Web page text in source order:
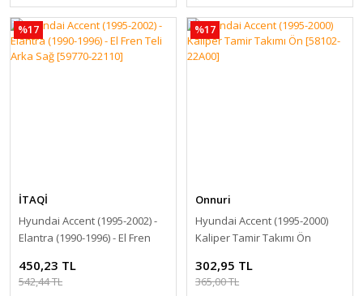
%17
İTAQİ
Hyundai Accent (1995-2002) -
Elantra (1990-1996) - El Fren
450,23 TL
542,44 TL
%17
Onnuri
Hyundai Accent (1995-2000)
Kaliper Tamir Takımı Ön
302,95 TL
365,00 TL